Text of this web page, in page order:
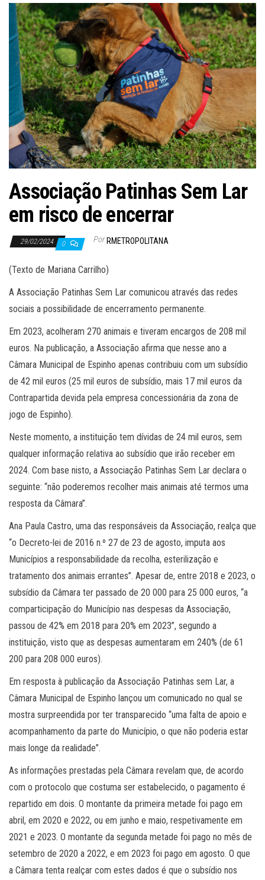
Associação Patinhas Sem Lar
em risco de encerrar
29/02/2024 0 Por RMETROPOLITANA
(Texto de Mariana Carrilho)
A Associação Patinhas Sem Lar comunicou através das redes
sociais a possibilidade de encerramento permanente.
Em 2023, acolheram 270 animais e tiveram encargos de 208 mil
euros. Na publicação, a Associação afirma que nesse ano a
Câmara Municipal de Espinho apenas contribuiu com um subsídio
de 42 mil euros (25 mil euros de subsídio, mais 17 mil euros da
Contrapartida devida pela empresa concessionária da zona de
jogo de Espinho).
Neste momento, a instituição tem dívidas de 24 mil euros, sem
qualquer informação relativa ao subsídio que irão receber em
2024. Com base nisto, a Associação Patinhas Sem Lar declara o
seguinte: “não poderemos recolher mais animais até termos uma
resposta da Câmara”.
Ana Paula Castro, uma das responsáveis da Associação, realça que
“o Decreto-lei de 2016 n.º 27 de 23 de agosto, imputa aos
Municípios a responsabilidade da recolha, esterilização e
tratamento dos animais errantes”. Apesar de, entre 2018 e 2023, o
subsídio da Câmara ter passado de 20 000 para 25 000 euros, “a
comparticipação do Município nas despesas da Associação,
passou de 42% em 2018 para 20% em 2023”, segundo a
instituição, visto que as despesas aumentaram em 240% (de 61
200 para 208 000 euros).
Em resposta à publicação da Associação Patinhas sem Lar, a
Câmara Municipal de Espinho lançou um comunicado no qual se
mostra surpreendida por ter transparecido “uma falta de apoio e
acompanhamento da parte do Município, o que não poderia estar
mais longe da realidade”.
As informações prestadas pela Câmara revelam que, de acordo
com o protocolo que costuma ser estabelecido, o pagamento é
repartido em dois. O montante da primeira metade foi pago em
abril, em 2020 e 2022, ou em junho e maio, respetivamente em
2021 e 2023. O montante da segunda metade foi pago no mês de
setembro de 2020 a 2022, e em 2023 foi pago em agosto. O que
a Câmara tenta realçar com estes dados é que o subsídio nos